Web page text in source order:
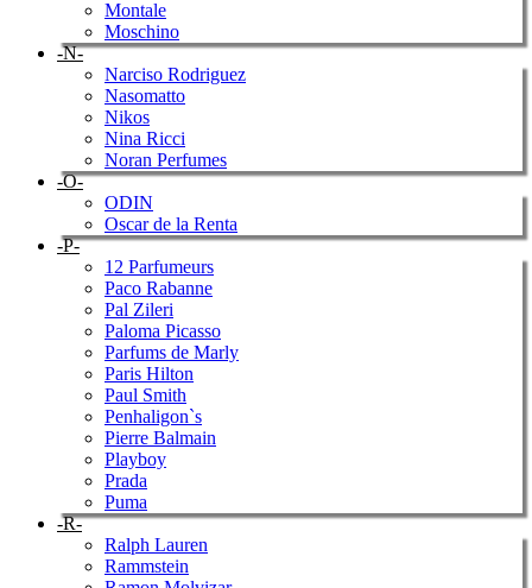
Montale
Moschino
-N-
Narciso Rodriguez
Nasomatto
Nikos
Nina Ricci
Noran Perfumes
-O-
ODIN
Oscar de la Renta
-P-
12 Parfumeurs
Paco Rabanne
Pal Zileri
Paloma Picasso
Parfums de Marly
Paris Hilton
Paul Smith
Penhaligon`s
Pierre Balmain
Playboy
Prada
Puma
-R-
Ralph Lauren
Rammstein